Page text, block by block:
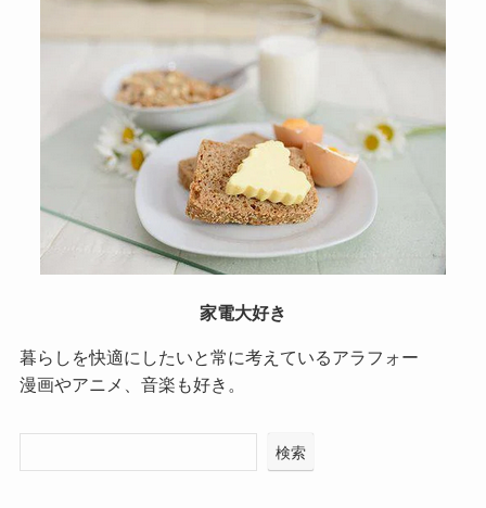
家電大好き
暮らしを快適にしたいと常に考えているアラフォー
漫画やアニメ、音楽も好き。
検索